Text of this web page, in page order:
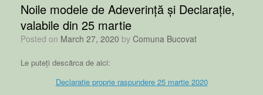
Noile modele de Adeverință și Declarație,
valabile din 25 martie
Posted on March 27, 2020 by Comuna Bucovat
Le puteți descărca de aici:
Declaratie proprie raspundere 25 martie 2020